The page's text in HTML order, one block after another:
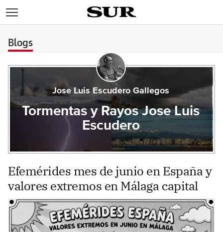
Blogs
Jose Luis Escudero Gallegos
Tormentas y Rayos Jose Luis
Escudero
Efemérides mes de junio en España y
valores extremos en Málaga capital